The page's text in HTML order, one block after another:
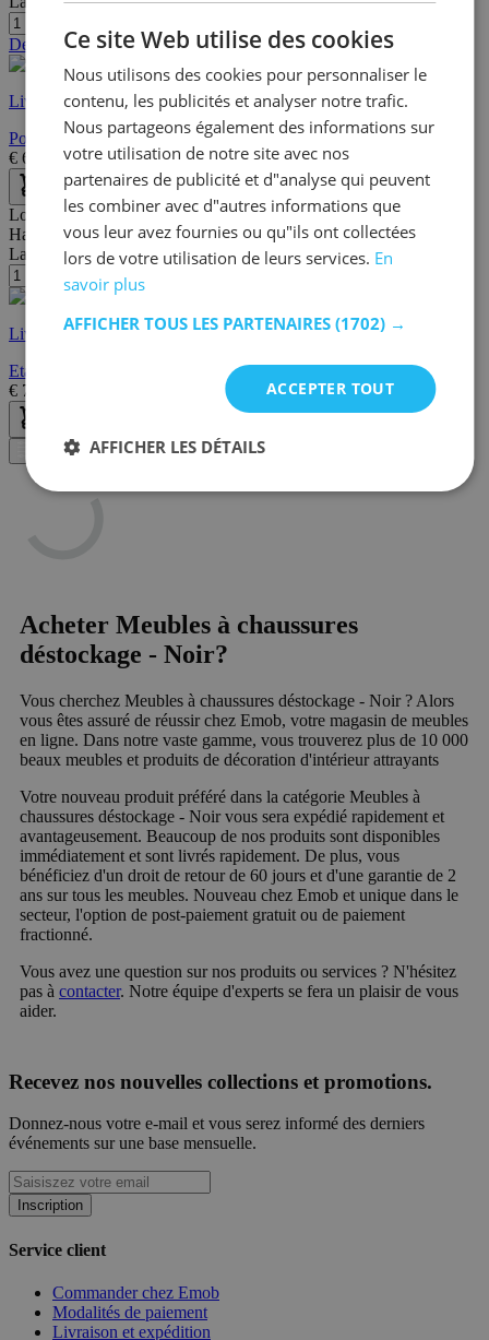
Dernières pièces
Livraison rapide
Porte-chaussures Mads | 124 x 32 x 94 cm | Noir
€ 69,95 €76,00
Longueur: 66 cm
Hauteur:30 cm
Largeur/profondeur:45 cm
Livraison rapide
Etagère à chaussures Elliot 2 tablettes - brun/noir
€ 78,95
Filtre
Acheter Meubles à chaussures
déstockage - Noir?
Vous cherchez Meubles à chaussures déstockage - Noir ? Alors
vous êtes assuré de réussir chez Emob, votre magasin de meubles
en ligne. Dans notre vaste gamme, vous trouverez plus de 10 000
beaux meubles et produits de décoration d'intérieur attrayants
Votre nouveau produit préféré dans la catégorie Meubles à
chaussures déstockage - Noir vous sera expédié rapidement et
avantageusement. Beaucoup de nos produits sont disponibles
immédiatement et sont livrés rapidement. De plus, vous
bénéficiez d'un droit de retour de 60 jours et d'une garantie de 2
ans sur tous les meubles. Nouveau chez Emob et unique dans le
secteur, l'option de post-paiement gratuit ou de paiement
fractionné.
Vous avez une question sur nos produits ou services ? N'hésitez
pas à contacter. Notre équipe d'experts se fera un plaisir de vous
aider.
Recevez nos nouvelles collections et promotions.
Donnez-nous votre e-mail et vous serez informé des derniers
événements sur une base mensuelle.
Inscription
Service client
Commander chez Emob
Modalités de paiement
Livraison et expédition
Ce site Web utilise des cookies
Nous utilisons des cookies pour personnaliser le
contenu, les publicités et analyser notre trafic.
Nous partageons également des informations sur
votre utilisation de notre site avec nos
partenaires de publicité et d"analyse qui peuvent
les combiner avec d"autres informations que
vous leur avez fournies ou qu"ils ont collectées
lors de votre utilisation de leurs services. En
savoir plus
AFFICHER TOUS LES PARTENAIRES (1702) →
ACCEPTER TOUT
AFFICHER LES DÉTAILS